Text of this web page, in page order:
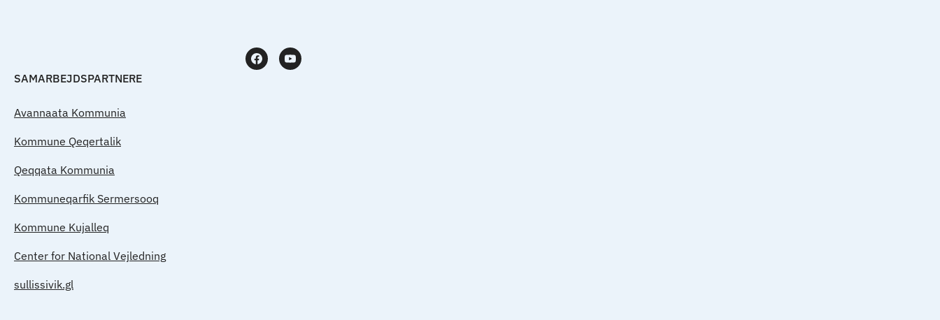
SAMARBEJDSPARTNERE
Avannaata Kommunia
Kommune Qeqertalik
Qeqqata Kommunia
Kommuneqarfik Sermersooq
Kommune Kujalleq
Center for National Vejledning
sullissivik.gl